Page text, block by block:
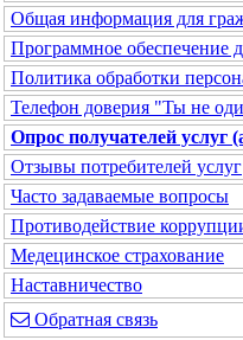
Общая информация для
Программное обеспечение
Политика обработки
Телефон доверия "Ты не
Опрос получателей услуг
Отзывы потребителей услуг
Часто задаваемые вопросы
Противодействие
Медецинское страхование
Наставничество
Обратная связь